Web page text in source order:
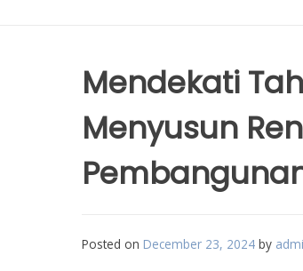
Mendekati
Menyusun
Posted on December 23, 2024 by